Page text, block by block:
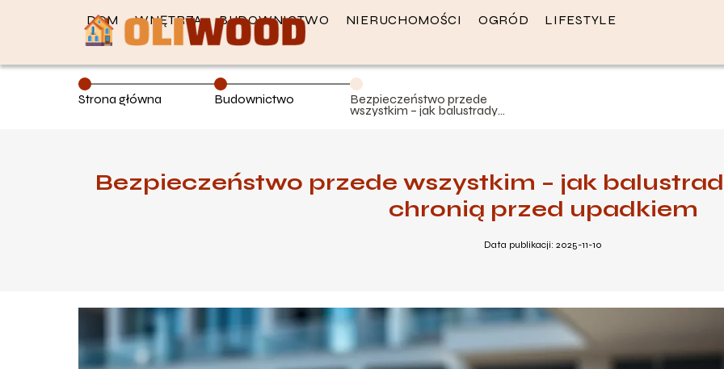
DOM WNĘTRZA BUDOWNICTWO NIERUCHOMOŚCI OGRÓD LIFESTYLE
Strona główna Budownictwo Bezpieczeństwo przede
wszystkim – jak balustrady
ze stali nierdzewnej chronią
Bezpieczeństwo przede wszystkim – jak
chronią przed upadkiem
Data publikacji: 2025-11-10